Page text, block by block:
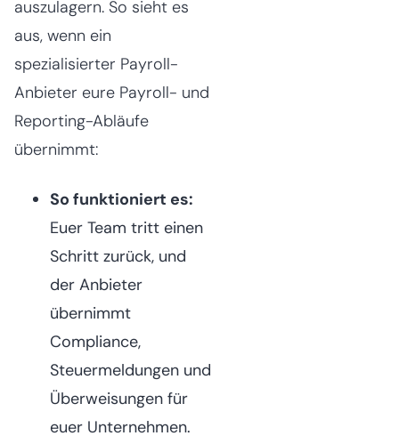
auszulagern. So sieht es
aus, wenn ein
spezialisierter Payroll-
Anbieter eure Payroll- und
Reporting-Abläufe
übernimmt:
So funktioniert es:
Euer Team tritt einen
Schritt zurück, und
der Anbieter
übernimmt
Compliance,
Steuermeldungen und
Überweisungen für
euer Unternehmen.